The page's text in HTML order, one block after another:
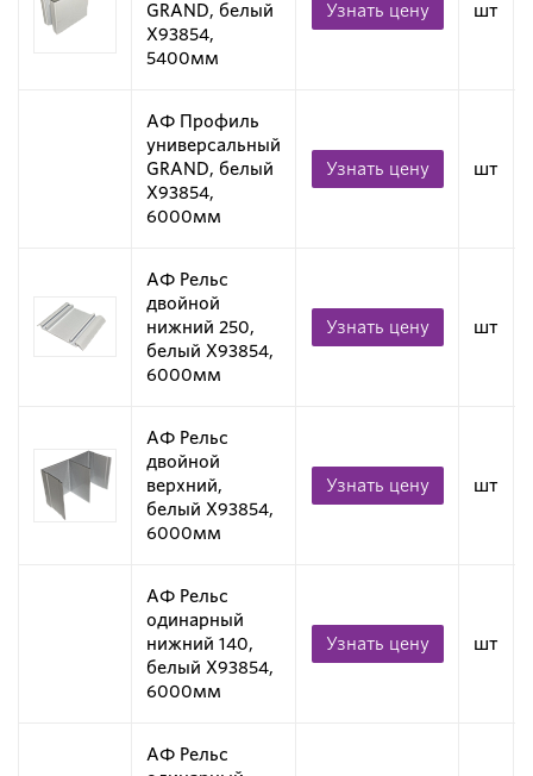
GRAND, белый
X93854,
5400мм
Узнать цену шт
АФ Профиль
универсальный
GRAND, белый
X93854,
6000мм
Узнать цену шт
АФ Рельс
двойной
нижний 250,
белый X93854,
6000мм
Узнать цену шт
АФ Рельс
двойной
верхний,
белый X93854,
6000мм
Узнать цену шт
АФ Рельс
одинарный
нижний 140,
белый X93854,
6000мм
Узнать цену шт
АФ Рельс